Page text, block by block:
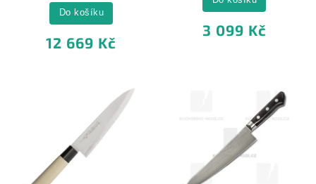
12 669 Kč
Do košíku
3 099 Kč